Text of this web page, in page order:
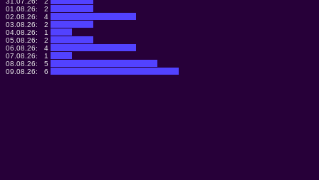
01.08.26:
2
02.08.26:
4
03.08.26:
2
04.08.26:
1
05.08.26:
2
06.08.26:
4
07.08.26:
1
08.08.26:
5
09.08.26:
6